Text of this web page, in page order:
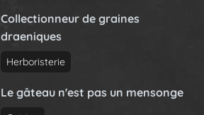
t
P
a
e
Collectionneur de graines
draeniques
Herboristerie
Le gâteau n'est pas un mensonge